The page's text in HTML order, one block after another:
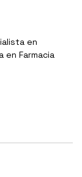
en
en Farmacia